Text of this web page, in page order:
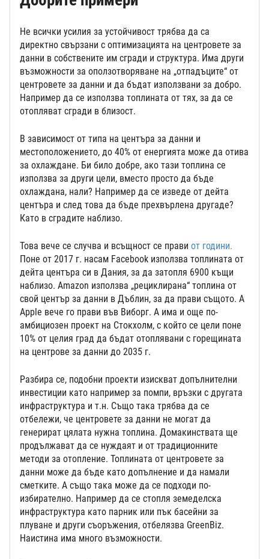
Не всички усилия за устойчивост трябва да са
директно свързани с оптимизацията на центровете за
данни в собствените им сгради и структура. Има други
възможности за оползотворяване на „отпадъците“ от
центровете за данни и да бъдат използвани за добро.
Например да се използва топлината от тях, за да се
отопляват сгради в близост.
В зависимост от типа на центъра за данни и
местоположението, до 40% от енергията може да отива
за охлаждане. Би било добре, ако тази топлина се
използва за други цели, вместо просто да бъде
охлаждана, нали? Например да се изведе от дейта
центъра и след това да бъде прехвърлена другаде?
Като в сградите наблизо.
Това вече се случва и всъщност се прави от години.
Поне от 2017 г. насам Facebook използва топлината от
дейта центъра си в Дания, за да затопля 6900 къщи
наблизо. Amazon използва „рециклирана“ топлина от
свой център за данни в Дъблин, за да прави същото. А
Apple вече го прави във Виборг. А има и още по-
амбициозен проект на Стокхолм, с който се цели поне
10% от целия град да бъдат отоплявани с горещината
на центрове за данни до 2035 г.
Разбира се, подобни проекти изискват допълнителни
инвестиции като например за помпи, връзки с другата
инфраструктура и т.н. Също така трябва да се
отбележи, че центровете за данни не могат да
генерират цялата нужна топлина. Домакинствата ще
продължават да се нуждаят и от традиционните
методи за отопление. Топлината от центровете за
данни може да бъде като допълнение и да намали
сметките. А също така може да се подходи по-
избирателно. Например да се стопля земеделска
инфраструктура като парник или пък басейни за
плуване и други съоръжения, отбелязва GreenBiz.
Наистина има много възможности.